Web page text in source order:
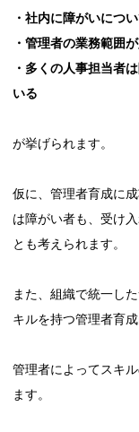
・社内に障がいにつ
・管理者の業務範囲
・多くの人事担当者
いる
が挙げられます。
仮に、管理者育成に
は障がい者も、受け
とも考えられます。
また、組織で統一し
キルを持つ管理者育成
管理者によってスキ
ます。